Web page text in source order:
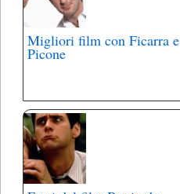
Migliori film con Ficarra e
Picone